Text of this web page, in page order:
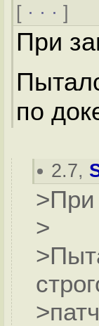
[ · · · ]
При
по
2.7,
>При
>